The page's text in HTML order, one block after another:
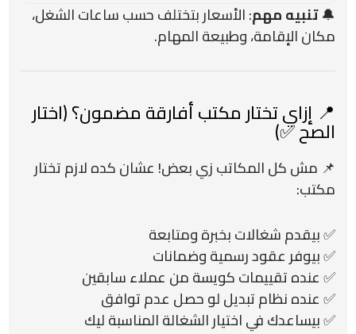
🔔تنبيه مهم: الأسعار بتختلف حسب ساعات الشغل،
مكان الإقامة، وطبيعة المهام.
📍 إزاي تختار مكتب أفارقة مضمون؟ (اختار
الصح ✅)
📌 مش كل المكاتب زي بعض! عشان كده لازم تختار
مكتب:
✅ بيقدم شغالات بخبرة ومتابعة
✅ بيوفر عقود رسمية وضمانات
✅ عنده تقييمات كويسة من عملاء سابقين
✅ عنده نظام تبديل لو حصل عدم توافق
✅ بيساعدك في اختيار الشغالة المناسبة ليك